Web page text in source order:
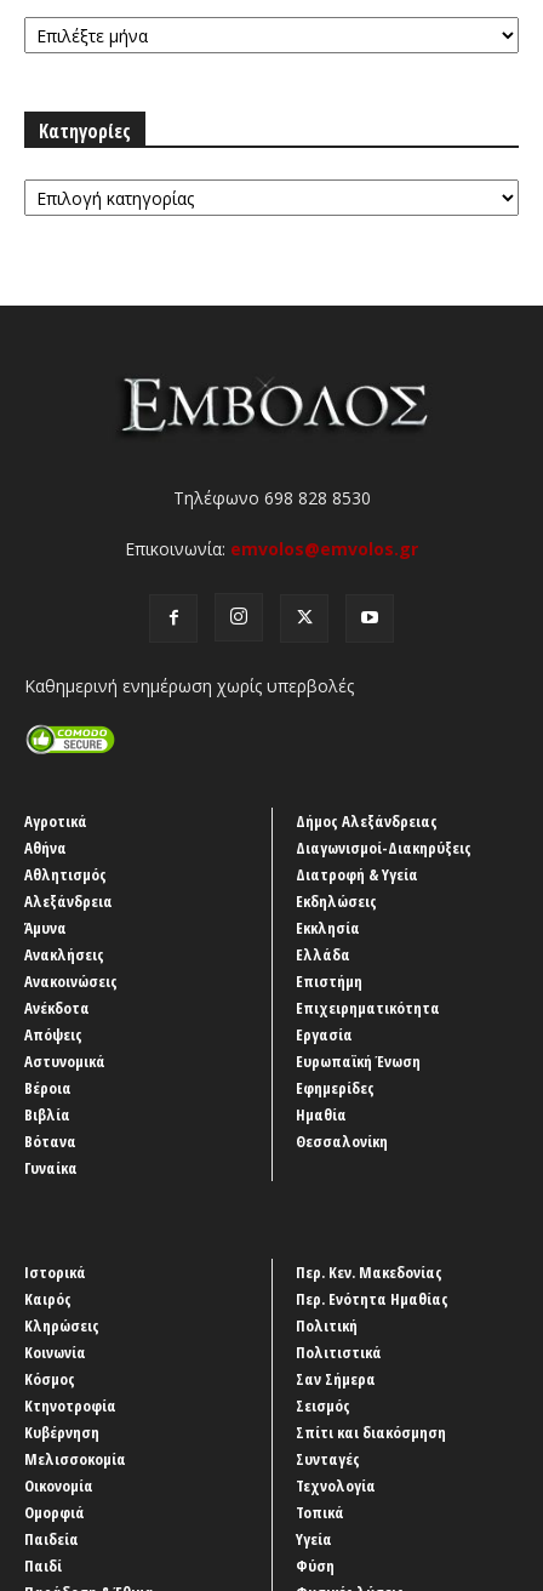
Αρχειοθήκη
Κατηγορίες
Κατηγορίες
Τηλέφωνο 698 828 8530
Επικοινωνία: emvolos@emvolos.gr
Καθημερινή ενημέρωση χωρίς υπερβολές
Αγροτικά
Αθήνα
Αθλητισμός
Αλεξάνδρεια
Άμυνα
Ανακλήσεις
Ανακοινώσεις
Ανέκδοτα
Απόψεις
Αστυνομικά
Βέροια
Βιβλία
Βότανα
Γυναίκα
Δήμος Αλεξάνδρειας
Διαγωνισμοί-Διακηρύξεις
Διατροφή & Υγεία
Εκδηλώσεις
Εκκλησία
Ελλάδα
Επιστήμη
Επιχειρηματικότητα
Εργασία
Ευρωπαϊκή Ένωση
Εφημερίδες
Ημαθία
Θεσσαλονίκη
Ιστορικά
Καιρός
Κληρώσεις
Κοινωνία
Κόσμος
Κτηνοτροφία
Κυβέρνηση
Μελισσοκομία
Οικονομία
Ομορφιά
Παιδεία
Παιδί
Περ. Κεν. Μακεδονίας
Περ. Ενότητα Ημαθίας
Πολιτική
Πολιτιστικά
Σαν Σήμερα
Σεισμός
Σπίτι και διακόσμηση
Συνταγές
Τεχνολογία
Τοπικά
Υγεία
Φύση